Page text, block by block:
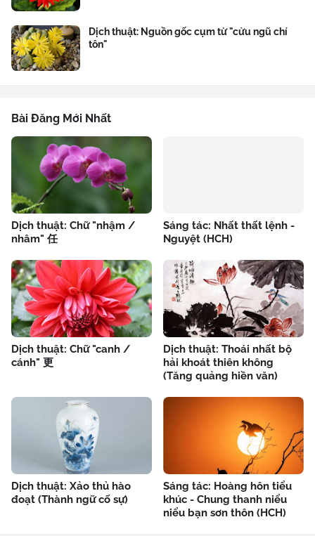
Dịch thuật: Nguồn gốc cụm từ "cửu ngũ chí
tôn"
Bài Đăng Mới Nhất
Dịch thuật: Chữ "nhậm /
nhâm" 任
Sáng tác: Nhất thất lệnh -
Nguyệt (HCH)
Dịch thuật: Chữ "canh /
cánh" 更
Dịch thuật: Thoái nhất bộ
hải khoát thiên không
(Tăng quảng hiền văn)
Dịch thuật: Xảo thủ hào
đoạt (Thành ngữ cố sự)
Sáng tác: Hoàng hôn tiểu
khúc - Chung thanh niểu
niểu bạn sơn thôn (HCH)